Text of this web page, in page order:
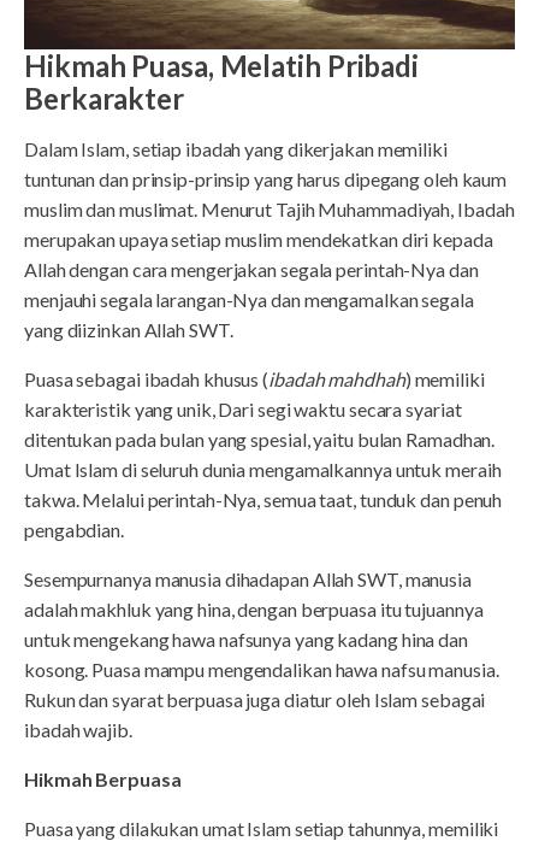
Hikmah Puasa, Melatih Pribadi
Berkarakter
Dalam Islam, setiap ibadah yang dikerjakan memiliki
tuntunan dan prinsip-prinsip yang harus dipegang oleh kaum
muslim dan muslimat. Menurut Tajih Muhammadiyah, Ibadah
merupakan upaya setiap muslim mendekatkan diri kepada
Allah dengan cara mengerjakan segala perintah-Nya dan
menjauhi segala larangan-Nya dan mengamalkan segala
yang diizinkan Allah SWT.
Puasa sebagai ibadah khusus (ibadah mahdhah) memiliki
karakteristik yang unik, Dari segi waktu secara syariat
ditentukan pada bulan yang spesial, yaitu bulan Ramadhan.
Umat Islam di seluruh dunia mengamalkannya untuk meraih
takwa. Melalui perintah-Nya, semua taat, tunduk dan penuh
pengabdian.
Sesempurnanya manusia dihadapan Allah SWT, manusia
adalah makhluk yang hina, dengan berpuasa itu tujuannya
untuk mengekang hawa nafsunya yang kadang hina dan
kosong. Puasa mampu mengendalikan hawa nafsu manusia.
Rukun dan syarat berpuasa juga diatur oleh Islam sebagai
ibadah wajib.
Hikmah Berpuasa
Puasa yang dilakukan umat Islam setiap tahunnya, memiliki